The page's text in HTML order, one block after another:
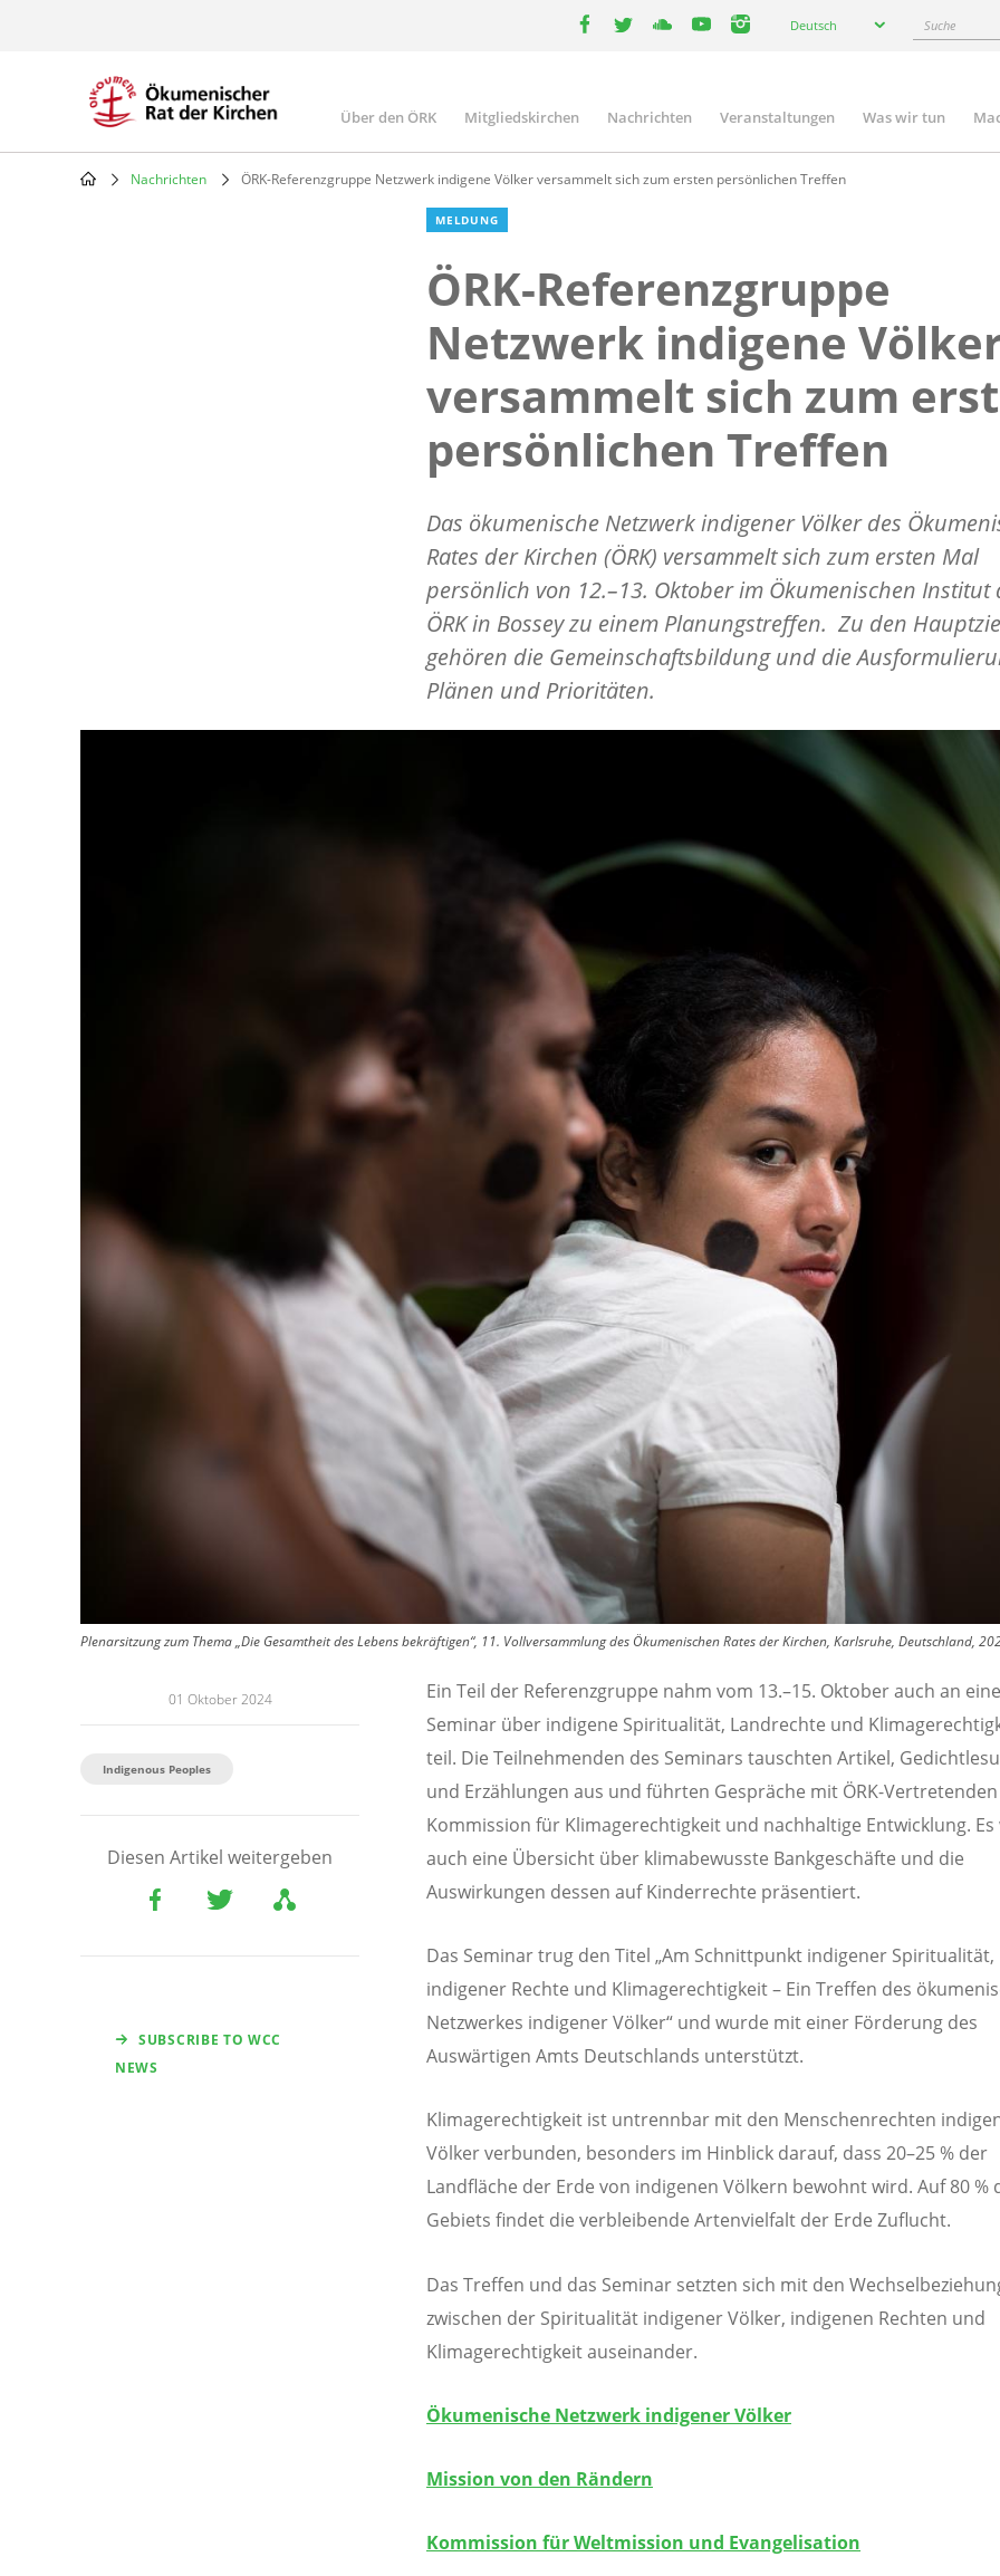
Deutsch Suche
Main
navigation
Über den ÖRK Mitgliedskirchen Nachrichten Veranstaltungen Was wir tun
Nachrichten ÖRK-Referenzgruppe Netzwerk indigene Völker versammelt sich zum ersten persönlichen Treffen
MELDUNG
ÖRK-Referenzgruppe
Netzwerk indigene
versammelt sich zum
persönlichen Treffen
Das ökumenische Netzwerk indigener Völker des
Rates der Kirchen (ÖRK) versammelt sich zum ersten Mal
persönlich von 12.–13. Oktober im Ökumenischen Institut
ÖRK in Bossey zu einem Planungstreffen. Zu den
gehören die Gemeinschaftsbildung und die
Plänen und Prioritäten.
Plenarsitzung zum Thema „Die Gesamtheit des Lebens bekräftigen“, 11. Vollversammlung des Ökumenischen Rates der Kirchen, Karlsruhe, Deutschland,
01 Oktober 2024
Indigenous Peoples
Diesen Artikel weitergeben
SUBSCRIBE TO WCC
NEWS
Ein Teil der Referenzgruppe nahm vom 13.–15. Oktober auch an
Seminar über indigene Spiritualität, Landrechte und
teil. Die Teilnehmenden des Seminars tauschten Artikel,
und Erzählungen aus und führten Gespräche mit ÖRK-
Kommission für Klimagerechtigkeit und nachhaltige Entwicklung.
auch eine Übersicht über klimabewusste Bankgeschäfte und die
Auswirkungen dessen auf Kinderrechte präsentiert.
Das Seminar trug den Titel „Am Schnittpunkt indigener Spiritualität,
indigener Rechte und Klimagerechtigkeit – Ein Treffen des
Netzwerkes indigener Völker“ und wurde mit einer Förderung des
Auswärtigen Amts Deutschlands unterstützt.
Klimagerechtigkeit ist untrennbar mit den Menschenrechten
Völker verbunden, besonders im Hinblick darauf, dass 20–25 % der
Landfläche der Erde von indigenen Völkern bewohnt wird. Auf 80 %
Gebiets findet die verbleibende Artenvielfalt der Erde Zuflucht.
Das Treffen und das Seminar setzten sich mit den
zwischen der Spiritualität indigener Völker, indigenen Rechten und
Klimagerechtigkeit auseinander.
Ökumenische Netzwerk indigener Völker
Mission von den Rändern
Kommission für Weltmission und Evangelisation